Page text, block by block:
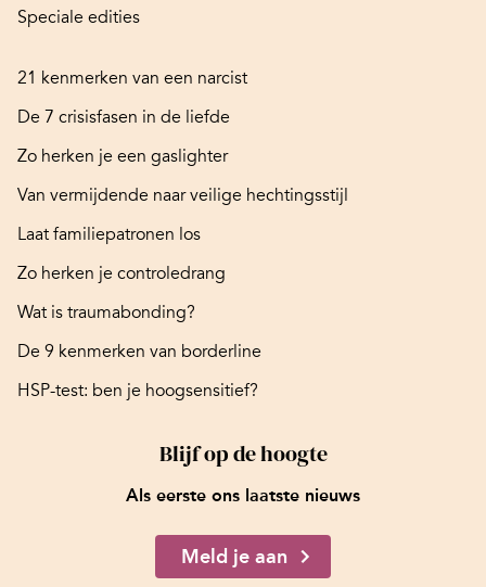
Speciale edities
21 kenmerken van een narcist
De 7 crisisfasen in de liefde
Zo herken je een gaslighter
Van vermijdende naar veilige hechtingsstijl
Laat familiepatronen los
Zo herken je controledrang
Wat is traumabonding?
De 9 kenmerken van borderline
HSP-test: ben je hoogsensitief?
Blijf op de hoogte
Als eerste ons laatste nieuws
Meld je aan